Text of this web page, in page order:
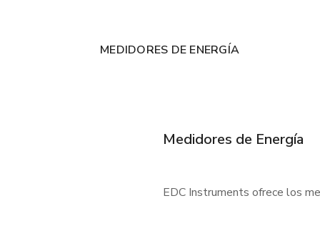
MEDIDORES DE ENERGÍA
Medidores de Energía
EDC Instruments ofrece los